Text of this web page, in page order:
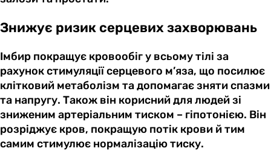
Знижує ризик серцевих захворювань
Імбир покращує кровообіг у всьому тілі за
рахунок стимуляції серцевого м’яза, що посилює
клітковий метаболізм та допомагає зняти спазми
та напругу. Також він корисний для людей зі
зниженим артеріальним тиском – гіпотонією. Він
розріджує кров, покращую потік крови й тим
самим стимулює нормалізацію тиску.